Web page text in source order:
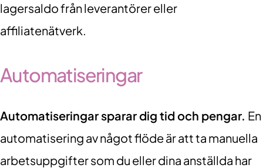
lagersaldo från leverantörer eller
affiliatenätverk.
Automatiseringar
Automatiseringar sparar dig tid och pengar. En
automatisering av något flöde är att ta manuella
arbetsuppgifter som du eller dina anställda har